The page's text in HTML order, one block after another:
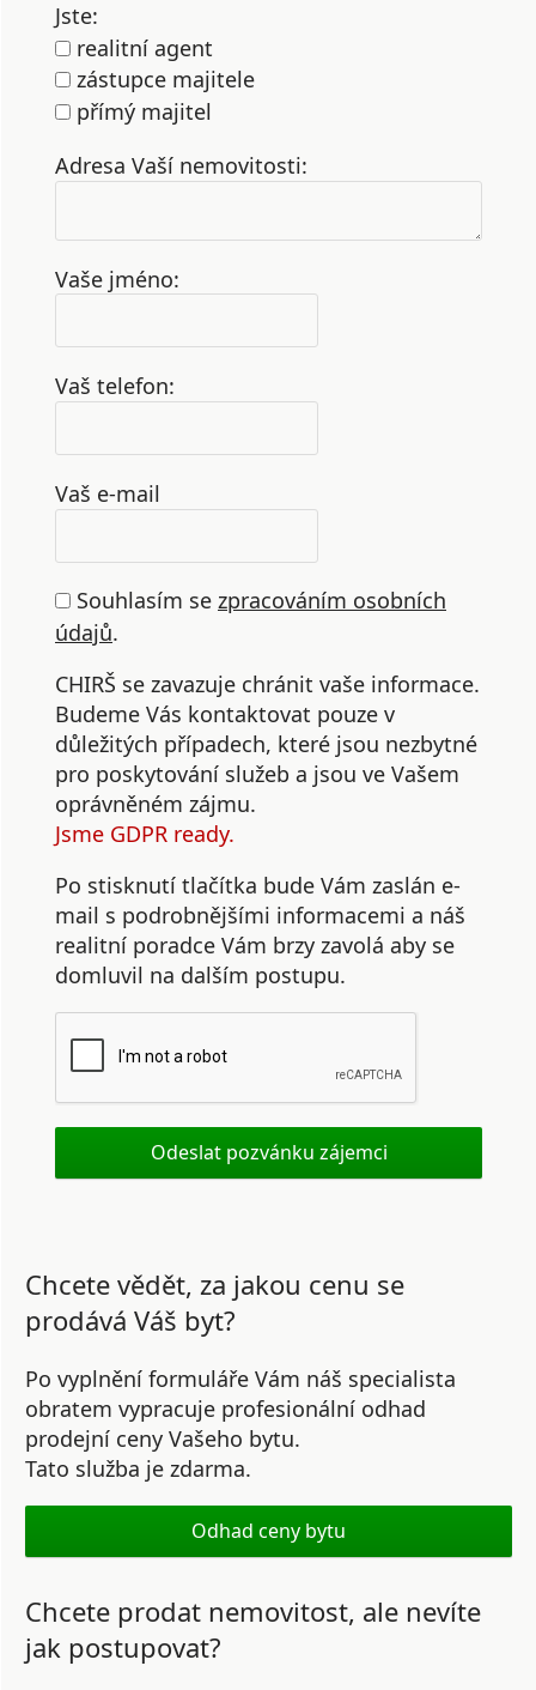
Jste:
realitní agent
zástupce majitele
přímý majitel
Adresa Vaší nemovitosti:
Vaše jméno:
Vaš telefon:
Vaš e-mail
Souhlasím se zpracováním osobních
údajů.
CHIRŠ se zavazuje chránit vaše informace.
Budeme Vás kontaktovat pouze v
důležitých případech, které jsou nezbytné
pro poskytování služeb a jsou ve Vašem
oprávněném zájmu.
Jsme GDPR ready.
Po stisknutí tlačítka bude Vám zaslán e-
mail s podrobnějšími informacemi a náš
realitní poradce Vám brzy zavolá aby se
domluvil na dalším postupu.
Chcete vědět, za jakou cenu se
prodává Váš byt?
Po vyplnění formuláře Vám náš specialista
obratem vypracuje profesionální odhad
prodejní ceny Vašeho bytu.
Tato služba je zdarma.
Odhad ceny bytu
Chcete prodat nemovitost, ale nevíte
jak postupovat?